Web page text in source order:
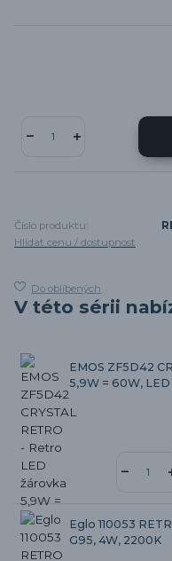
Číslo produktu:
Hlídat cenu / dostupnost
Do oblíbených
V této sérii
EMOS ZF5D42
5,9W = 60W,
Eglo 110053
G95, 4W, 2200K